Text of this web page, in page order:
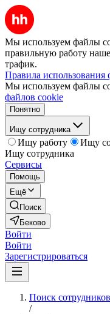
Мы используем файлы
правильную работу
трафик.
Правила использования
Мы используем файлы
файлов cookie
Понятно
Ищу сотрудника
Ищу работу
Ищу
Ищу сотрудника
Сервисы
Помощь
Ещё
Поиск
Беково
Войти
Войти
Зарегистрироваться
Поиск
/